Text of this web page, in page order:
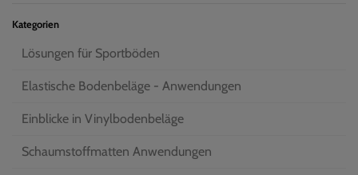
Kategorien
Lösungen für Sportböden
Elastische Bodenbeläge - Anwendungen
Einblicke in Vinylbodenbeläge
Schaumstoffmatten Anwendungen